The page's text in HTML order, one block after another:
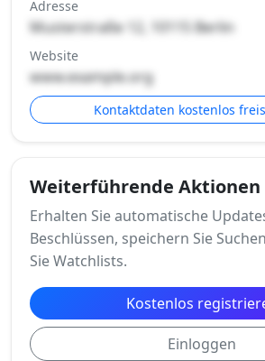
Adresse
Musterstraße 12, 10115 Berlin
Website
www.example.org
Kontaktdaten kostenlos
Weiterführende Aktionen
Erhalten Sie automatische
Beschlüssen, speichern Sie
Sie Watchlists.
Kostenlos
Einloggen